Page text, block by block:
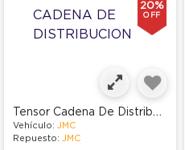
20%
OFF
Tensor Cadena De Distribucion
Vehículo: JMC
Repuesto: JMC